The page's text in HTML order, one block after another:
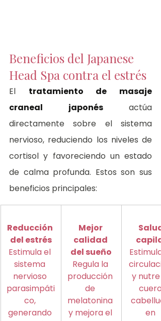
Beneficios del Japanese
Head Spa contra el estrés
El tratamiento de masaje
craneal japonés actúa
directamente sobre el sistema
nervioso, reduciendo los niveles de
cortisol y favoreciendo un estado
de calma profunda. Estos son sus
beneficios principales:
Reducción
del estrés
Estimula el
sistema
nervioso
parasimpáti
co,
generando
Mejor
calidad
del sueño
Regula la
producción
de
melatonina
y mejora el
Salud
capilar
y nutre
cuero
en